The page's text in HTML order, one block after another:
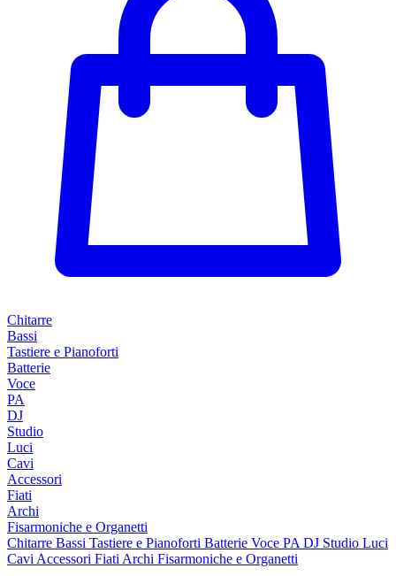
Chitarre
Bassi
Tastiere e Pianoforti
Batterie
Voce
PA
DJ
Studio
Luci
Cavi
Accessori
Fiati
Archi
Fisarmoniche e Organetti
Chitarre Bassi Tastiere e Pianoforti Batterie Voce PA DJ Studio Luci
Cavi Accessori Fiati Archi Fisarmoniche e Organetti